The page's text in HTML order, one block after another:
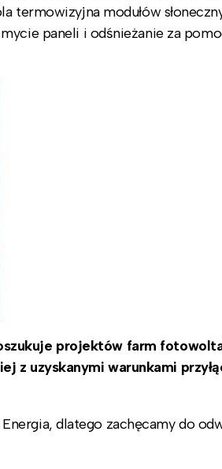
termowizyjna modułów
paneli i odśnieżanie za
projektów farm
z uzyskanymi warunkami
dlatego zachęcamy do